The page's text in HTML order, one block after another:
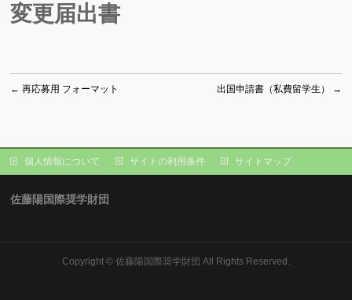
変更届出書
← 再応募用 フォーマット 出国申請書（私費留学生） →
個人情報について サイトの利用条件 サイトマップ
佐藤陽国際奨学財団
Copyright © 佐藤陽国際奨学財団 All Rights Reserved.